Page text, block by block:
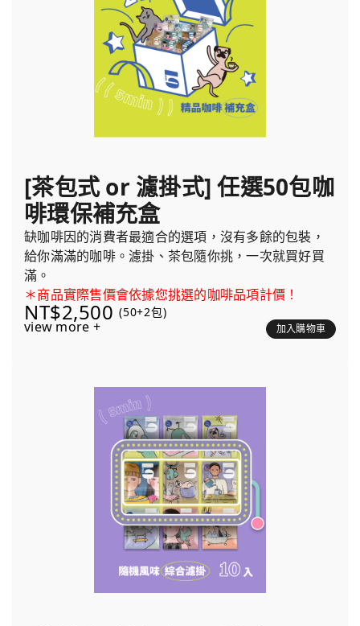
[茶包式 or 濾掛式] 任選50包咖
啡環保補充盒
缺咖啡因的消費者最適合的選項，沒有多餘的包裝，
給你滿滿的咖啡。濾掛、茶包隨你挑，一次就買好買
滿。
＊商品實際售價會依據您挑選的咖啡品項計價！
NT$2,500 (50+2包)
view more + 加入購物車